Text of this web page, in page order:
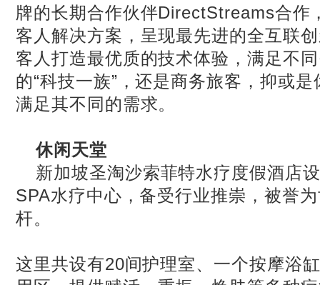
牌的长期合作伙伴DirectStreams合作
客人解决方案，呈现最先进的全互联
客人打造最优质的技术体验，满足不
的“科技一族”，还是商务旅客，抑或
满足其不同的需求。
休闲天堂
新加坡圣淘沙索菲特水疗度假酒店
SPA水疗中心，备受行业推崇，被誉
杆。
这里共设有20间护理室、一个按摩浴